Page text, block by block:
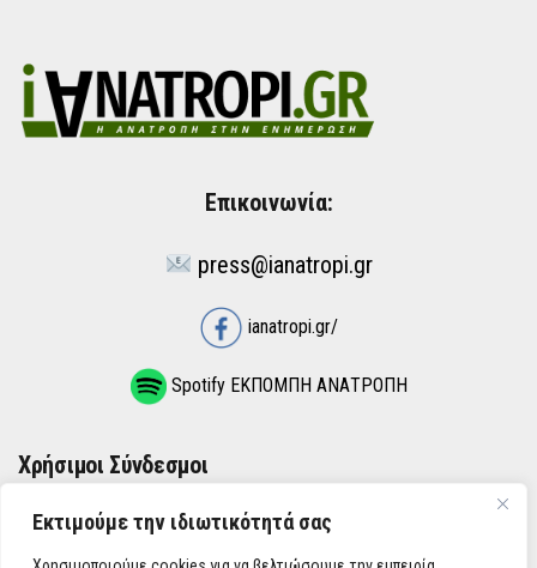
Εκτιμούμε την ιδιωτικότητά σας
Επικοινωνία:
press@ianatropi.gr
ianatropi.gr/
Spotify ΕΚΠΟΜΠΗ ΑΝΑΤΡΟΠΗ
Χρήσιμοι Σύνδεσμοι
ΌΡΟΙ ΧΡΉΣΗΣ